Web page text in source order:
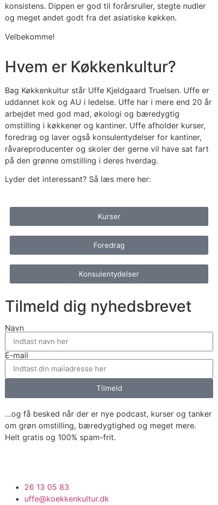
konsistens. Dippen er god til forårsruller, stegte nudler
og meget andet godt fra det asiatiske køkken.
Velbekomme!
Hvem er Køkkenkultur?
Bag Køkkenkultur står Uffe Kjeldgaard Truelsen. Uffe er
uddannet kok og AU i ledelse. Uffe har i mere end 20 år
arbejdet med god mad, økologi og bæredygtig
omstilling i køkkener og kantiner. Uffe afholder kurser,
foredrag og laver også konsulentydelser for kantiner,
råvareproducenter og skoler der gerne vil have sat fart
på den grønne omstilling i deres hverdag.
Lyder det interessant? Så læs mere her:
Kurser
Foredrag
Konsulentydelser
Tilmeld dig nyhedsbrevet
Navn
E-mail
Tilmeld
…og få besked når der er nye podcast, kurser og tanker
om grøn omstilling, bæredygtighed og meget mere.
Helt gratis og 100% spam-frit.
26 13 05 83
uffe@koekkenkultur.dk